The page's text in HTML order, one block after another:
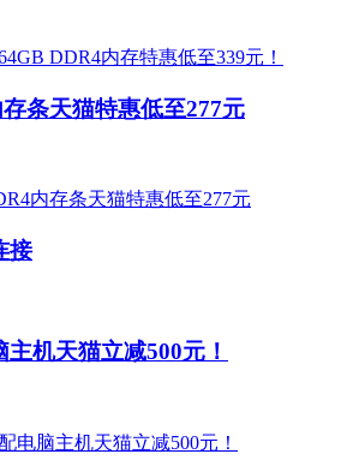
条天猫特惠低至277元
接
机天猫立减500元！